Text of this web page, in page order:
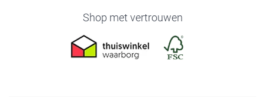
Shop met vertrouwen